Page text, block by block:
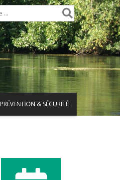
PRÉVENTION & SÉCURITÉ